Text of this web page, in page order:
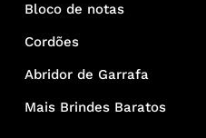
Bloco de notas
Cordões
Abridor de Garrafa
Mais Brindes Baratos